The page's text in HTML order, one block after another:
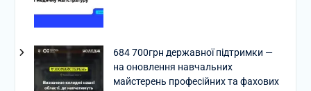
684 700грн державної підтримки —
на оновлення навчальних
майстерень професійних та фахових